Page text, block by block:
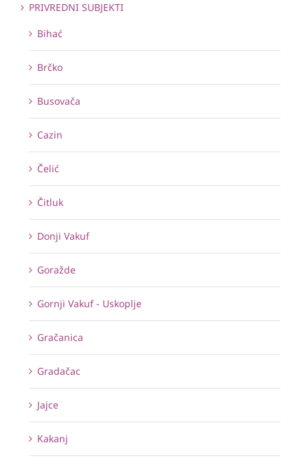
PRIVREDNI SUBJEKTI
Bihać
Brčko
Busovača
Cazin
Čelić
Čitluk
Donji Vakuf
Goražde
Gornji Vakuf - Uskoplje
Gračanica
Gradačac
Jajce
Kakanj